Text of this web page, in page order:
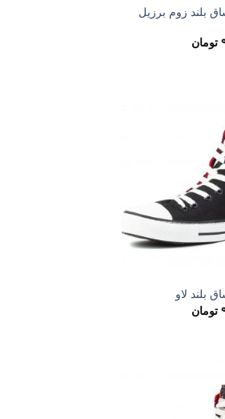
بلند زوم برزیل
تومان
بلند لاو
تومان